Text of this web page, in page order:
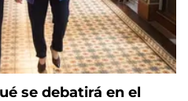
se debatirá en el